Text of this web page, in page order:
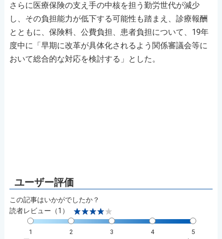
さらに医療保険の支え手の中核を担う勤労世代が減少
し、その負担能力が低下する可能性も踏まえ、診療報酬
とともに、保険料、公費負担、患者負担について、19年
度中に「早期に改革が具体化されるよう関係審議会等に
おいて総合的な対応を検討する」とした。
この記事はいかがでしたか？
読者レビュー（1）
1 2 3 4
5